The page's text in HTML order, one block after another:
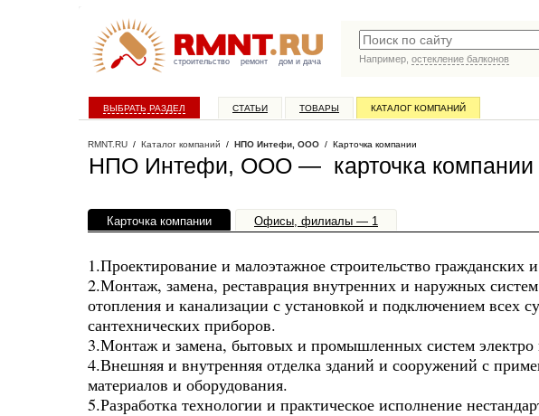
строительство ремонт дом и дача
Например, остекление балконов
ВЫБРАТЬ РАЗДЕЛ СТАТЬИ ТОВАРЫ КАТАЛОГ КОМПАНИЙ
RMNT.RU / Каталог компаний / НПО Интефи, ООО / Карточка компании
НПО Интефи, ООО — карточка компании
Карточка компании Офисы, филиалы — 1
1.Проектирование и малоэтажное строительство
2.Монтаж, замена, реставрация внутренних и наружных
отопления и канализации с установкой и подключением всех
сантехнических приборов.
3.Монтаж и замена, бытовых и промышленных систем электро
4.Внешняя и внутренняя отделка зданий и сооружений с
материалов и оборудования.
5.Разработка технологии и практическое исполнение